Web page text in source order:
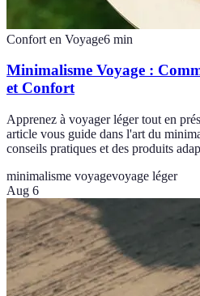
Confort en Voyage6 min
Minimalisme Voyage :
et Confort
Apprenez à voyager léger tout en
article vous guide dans l'art du
conseils pratiques et des produits
minimalisme voyagevoyage léger
Aug 6